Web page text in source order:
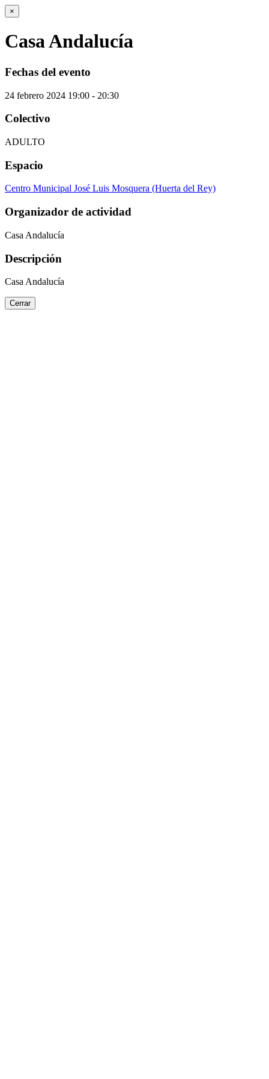
×
Casa Andalucía
Fechas del evento
24 febrero 2024 19:00 - 20:30
Colectivo
ADULTO
Espacio
Centro Municipal José Luis Mosquera (Huerta del Rey)
Organizador de actividad
Casa Andalucía
Descripción
Casa Andalucía
Cerrar